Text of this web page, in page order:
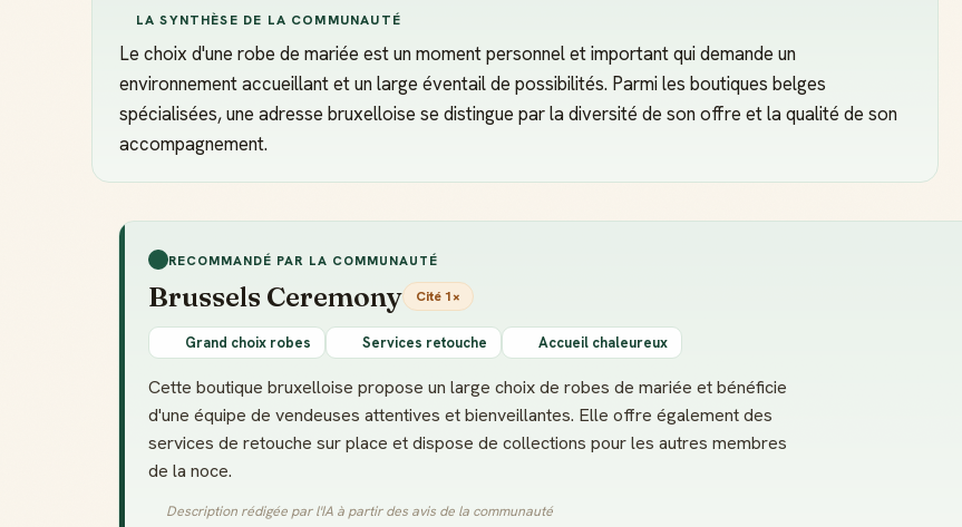
LA SYNTHÈSE DE LA COMMUNAUTÉ
Le choix d'une robe de mariée est un moment personnel et important qui demande un
environnement accueillant et un large éventail de possibilités. Parmi les boutiques belges
spécialisées, une adresse bruxelloise se distingue par la diversité de son offre et la qualité de son
accompagnement.
RECOMMANDÉ PAR LA COMMUNAUTÉ
Brussels Ceremony Cité 1×
Grand choix robes Services retouche Accueil chaleureux
Cette boutique bruxelloise propose un large choix de robes de mariée et bénéficie
d'une équipe de vendeuses attentives et bienveillantes. Elle offre également des
services de retouche sur place et dispose de collections pour les autres membres
de la noce.
Description rédigée par l'IA à partir des avis de la communauté